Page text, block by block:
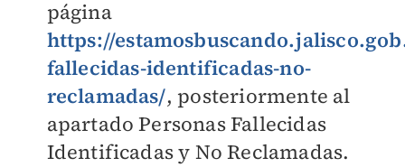
página
https://
fallecidas-identificadas-no-
reclamadas/, posteriormente al
apartado Personas Fallecidas
Identificadas y No Reclamadas.